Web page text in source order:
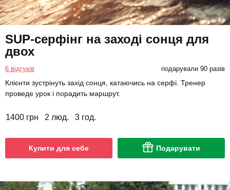
SUP-серфінг на заході сонця для
двох
6 відгуків подарували 90 разів
Клієнти зустрінуть захід сонця, катаючись на серфі. Тренер
проведе урок і порадить маршрут.
1400 грн 2 люд. 3 год.
Купити для себе Подарувати